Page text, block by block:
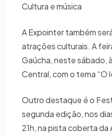
Cultura e música
A Expointer também
atrações culturais. A
Gaúcha, neste sábado,
Central, com o tema “O
Outro destaque é o
segunda edição, nos
21h, na pista coberta